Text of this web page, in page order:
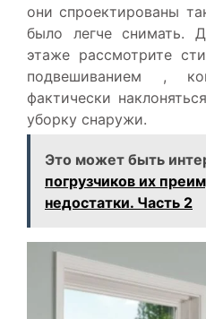
они спроектированы
было легче снимать.
этаже рассмотрите
подвешиванием ,
фактически
уборку снаружи.
Это может быть
погрузчиков их
недостатки. Часть 2